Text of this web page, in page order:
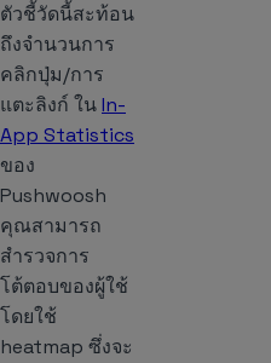
ตัวชี้วัดนี้สะท้อน
ถึงจำนวนการ
คลิกปุ่ม/การ
แตะลิงก์ ในIn-
App Statistics
ของ
Pushwoosh
คุณสามารถ
สำรวจการ
โต้ตอบของผู้ใช้
โดยใช้
heatmap ซึ่งจะ